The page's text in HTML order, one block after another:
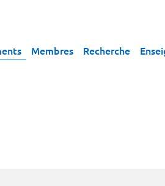
Membres Recherche